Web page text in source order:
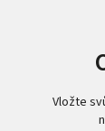
Vložte